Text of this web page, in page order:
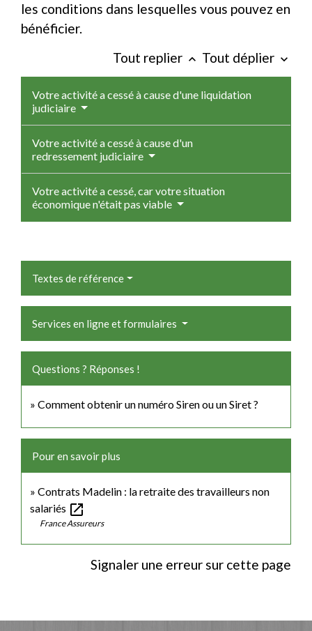
les conditions dans lesquelles vous pouvez en
bénéficier.
Tout replier keyboard_arrow_up Tout déplier keyboard_arrow_down
Votre activité a cessé à cause d'une liquidation
judiciaire
Votre activité a cessé à cause d'un
redressement judiciaire
Votre activité a cessé, car votre situation
économique n'était pas viable
Textes de référence
Services en ligne et formulaires
Questions ? Réponses !
Comment obtenir un numéro Siren ou un Siret ?
Pour en savoir plus
Contrats Madelin : la retraite des travailleurs non
salariés open_in_new
France Assureurs
Signaler une erreur sur cette page